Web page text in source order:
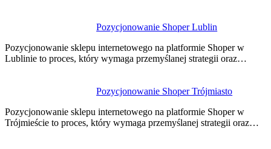
Pozycjonowanie Shoper Lublin
Pozycjonowanie sklepu internetowego na platformie Shoper w
Lublinie to proces, który wymaga przemyślanej strategii oraz…
Pozycjonowanie Shoper Trójmiasto
Pozycjonowanie sklepu internetowego na platformie Shoper w
Trójmieście to proces, który wymaga przemyślanej strategii oraz…